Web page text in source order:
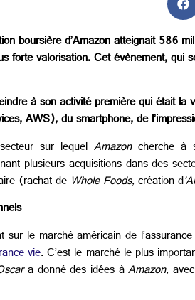
boursière d’Amazon atteignait 586
forte valorisation. Cet évènement, qui
à son activité première qui était
AWS), du smartphone, de
sur lequelAmazoncherche à
plusieurs acquisitions dans des
(rachat de Whole Foods, création d
le marché américain de
vie. C’est le marché le plus
a donné des idées àAmazon,